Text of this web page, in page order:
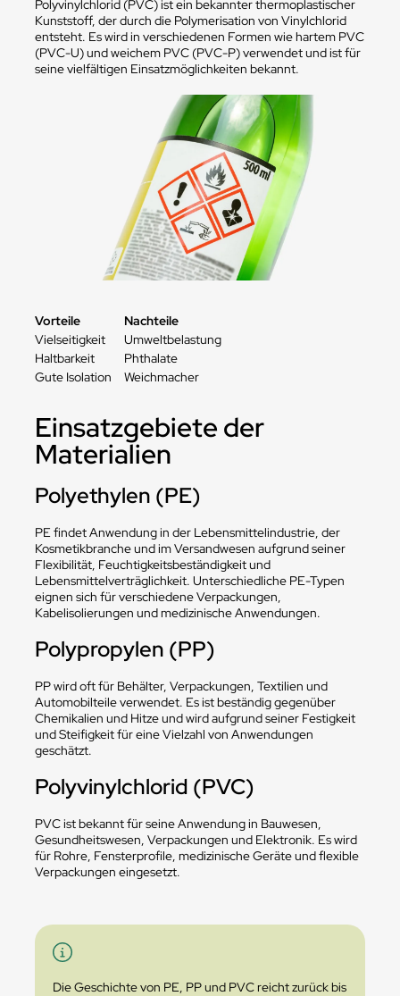
Polyvinylchlorid (PVC) ist ein bekannter thermoplastischer
Kunststoff, der durch die Polymerisation von Vinylchlorid
entsteht. Es wird in verschiedenen Formen wie hartem PVC
(PVC-U) und weichem PVC (PVC-P) verwendet und ist für
seine vielfältigen Einsatzmöglichkeiten bekannt.
Vorteile
Nachteile
Vielseitigkeit
Umweltbelastung
Haltbarkeit
Phthalate
Gute Isolation
Weichmacher
Einsatzgebiete der
Materialien
Polyethylen (PE)
PE findet Anwendung in der Lebensmittelindustrie, der
Kosmetikbranche und im Versandwesen aufgrund seiner
Flexibilität, Feuchtigkeitsbeständigkeit und
Lebensmittelverträglichkeit. Unterschiedliche PE-Typen
eignen sich für verschiedene Verpackungen,
Kabelisolierungen und medizinische Anwendungen.
Polypropylen (PP)
PP wird oft für Behälter, Verpackungen, Textilien und
Automobilteile verwendet. Es ist beständig gegenüber
Chemikalien und Hitze und wird aufgrund seiner Festigkeit
und Steifigkeit für eine Vielzahl von Anwendungen
geschätzt.
Polyvinylchlorid (PVC)
PVC ist bekannt für seine Anwendung in Bauwesen,
Gesundheitswesen, Verpackungen und Elektronik. Es wird
für Rohre, Fensterprofile, medizinische Geräte und flexible
Verpackungen eingesetzt.
Die Geschichte von PE, PP und PVC reicht zurück bis